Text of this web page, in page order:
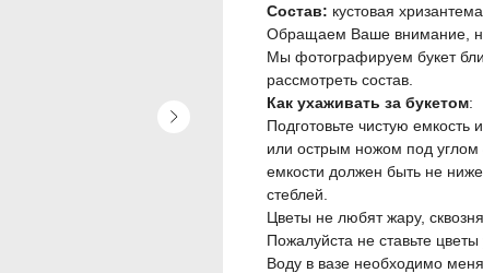
Состав: кустовая
Обращаем Ваше внимание,
Мы фотографируем букет
рассмотреть состав.
Как ухаживать за букетом:
Подготовьте чистую
или острым ножом под углом
емкости должен быть не
стеблей.
Цветы не любят жару,
Пожалуйста не ставьте
Воду в вазе необходимо